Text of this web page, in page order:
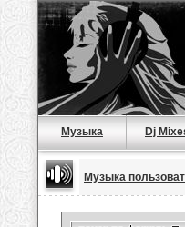
Музыка Dj
Музыка